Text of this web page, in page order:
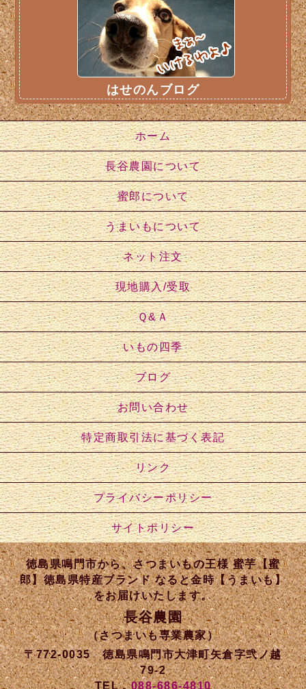
はせのんブログ
ホーム
長谷農園について
蜜郎について
うまいもについて
ネット注文
現地購入/受取
Ｑ&Ａ
いもの四季
ブログ
お問い合わせ
特定商取引法に基づく表記
リンク
プライバシーポリシー
サイトポリシー
徳島県鳴門市から、さつまいもの王様 蜜芋【蜜
郎】徳島県特産ブランド なると金時【うまいも】
をお届けいたします。
長谷農園
（さつまいも専業農家）
〒772-0035 徳島県鳴門市大津町矢倉字弐ノ越
79-2
TEL．088-686-4810